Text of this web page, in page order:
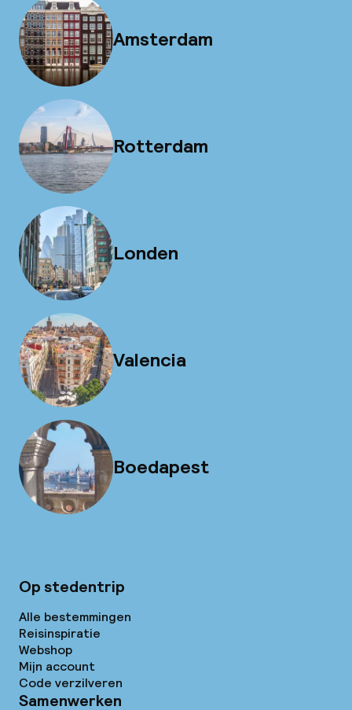
Amsterdam
Rotterdam
Londen
Valencia
Boedapest
Op stedentrip
Alle bestemmingen
Reisinspiratie
Webshop
Mijn account
Code verzilveren
Samenwerken